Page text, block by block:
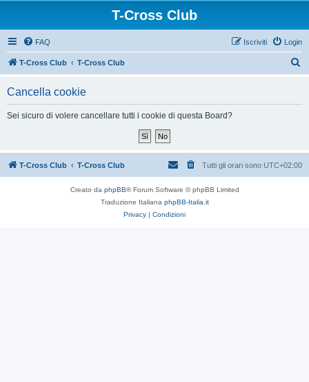
T-Cross Club
FAQ Login
Iscriviti
T-Cross Club T-Cross Club
Cancella cookie
Sei sicuro di volere cancellare tutti i cookie di questa Board?
T-Cross Club T-Cross Club Tutti gli orari sono UTC+02:00
Creato da phpBB® Forum Software © phpBB Limited
Traduzione Italiana phpBB-Italia.it
Privacy | Condizioni